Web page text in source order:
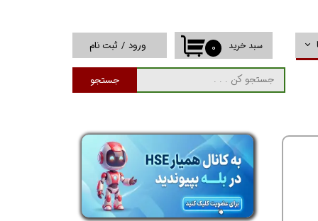
جستجو
۰ سبد خرید ورود / ثبت نام
حساب کاربری من
تغییر گذر واژه
خروج از حساب
کاربری